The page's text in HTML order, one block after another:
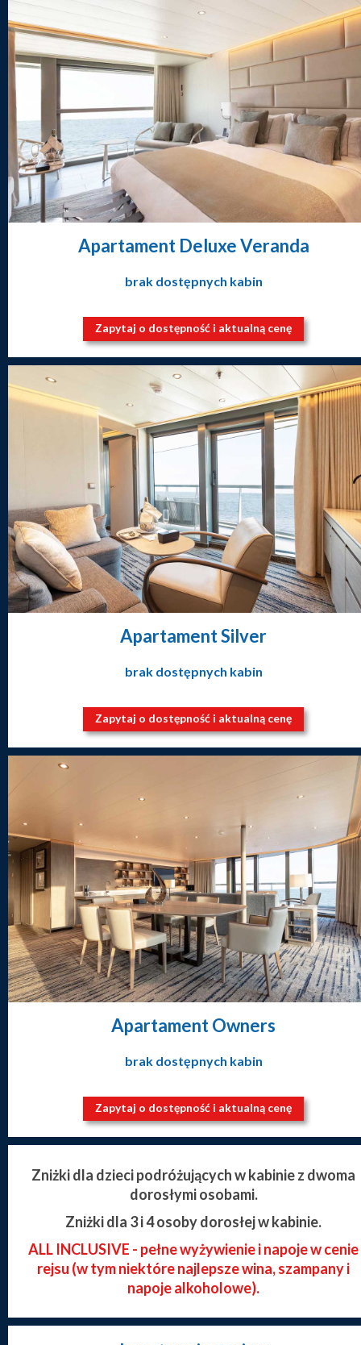
Apartament Deluxe Veranda
brak dostępnych kabin
Zapytaj o dostępność i aktualną cenę
Apartament Silver
brak dostępnych kabin
Zapytaj o dostępność i aktualną cenę
Apartament Owners
brak dostępnych kabin
Zapytaj o dostępność i aktualną cenę
Zniżki dla dzieci podróżujących w kabinie z dwoma
dorosłymi osobami.
Zniżki dla 3 i 4 osoby dorosłej w kabinie.
ALL INCLUSIVE - pełne wyżywienie i napoje w cenie
rejsu (w tym niektóre najlepsze wina, szampany i
napoje alkoholowe).